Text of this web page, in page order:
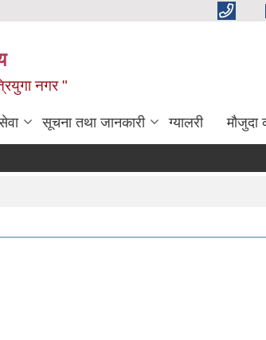
नगर "
सूचना तथा जानकारी ग्यालरी मौजुदा